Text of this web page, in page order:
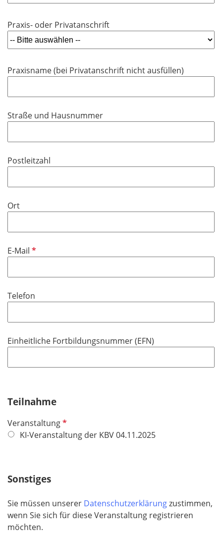
t
e
l
d
l
c
h
t
e
d
Praxis- oder Privatanschrift
Praxisname (bei Privatanschrift nicht ausfüllen)
Straße und Hausnummer
Postleitzahl
Ort
E-Mail P
c
t
e
d
Telefon
Einheitliche Fortbildungsnummer (EFN)
Teilnahme
VeranstaltungP
f
f
e
KI-Veranstaltung der KBV 04.11.2025
Sonstiges
Sie müssen unserer Datenschutzerklärungzustimmen,
wenn Sie sich für diese Veranstaltung registrieren
möchten.